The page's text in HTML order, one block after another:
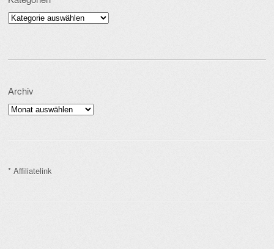
Kategorien
Archiv
Archiv
* Affiliatelink